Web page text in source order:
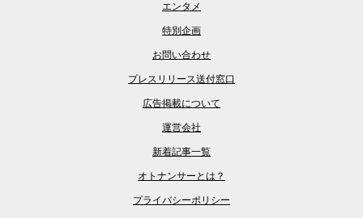
エンタメ
特別企画
お問い合わせ
プレスリリース送付窓口
広告掲載について
運営会社
新着記事一覧
オトナンサーとは？
プライバシーポリシー